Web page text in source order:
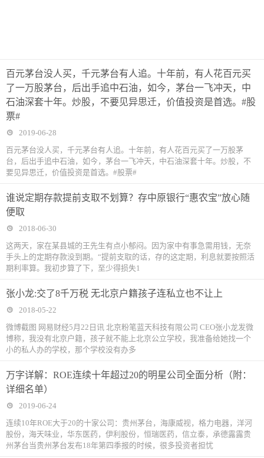
百元茅台没人买，千元茅台有人追。十年前，有人花百元买
了一万股茅台，后出手追中石油，如今，茅台一飞冲天，中
石油深套十年。炒股，不要见异思迁，价值投资是首选。#股
票#
2019-06-28
百元茅台没人买，千元茅台有人追。十年前，有人花百元买了一万股茅
台，后出手追中石油，如今，茅台一飞冲天，中石油深套十年。炒股，不
要见异思迁，价值投资是首选。#股票#
谁说定期存款提前支取不划算？存中原银行“惠农宝”放心随
便取
2018-06-30
这两天，家在某县城的王先生有点小郁闷。因为家中有事急需用钱，无奈
手头上的定期存款没到期。“提前支取的话，存的这定期，利息就要按照活
期利率算。我初步算了下，至少得损失1
张小龙:交了8千万税 无北京户籍孩子连私立也不让上
2018-05-22
微博截图 网易财经5月22日讯 北京粉笔蓝天科技有限公司 CEO张小龙发微
博称，我没有北京户籍，孩子就不能上北京公立学校，我准备给她找一个
小的私人办的学校，那个学校没有办多
万字详解：ROE连续十年超过20的明星公司全面分析（附：
详细名单）
2019-06-24
连续10年ROE大于20的十家公司：贵州茅台，海康威视，格力电器，洋河
股份，海天味业，华东医药，伊利股份，恒瑞医药，信立泰，承德露露贵
州茅台当贵州茅台发布18年第四季报的时候，很多投资者担忧